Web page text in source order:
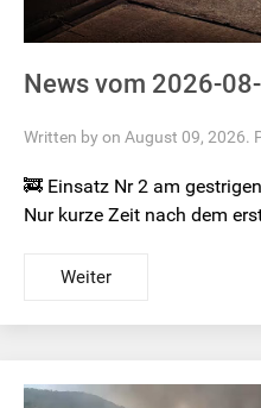
News vom 2026-
Written by on August 09, 2026.
🚒 Einsatz Nr 2 am
Nur kurze Zeit nach dem
Weiter